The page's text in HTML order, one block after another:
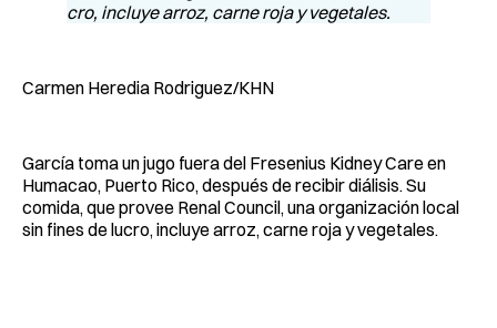
Carmen Heredia Rodriguez/KHN
García toma un jugo fuera del Fresenius Kidney Care en
Humacao, Puerto Rico, después de recibir diálisis. Su
comida, que provee Renal Council, una organización local
sin fines de lucro, incluye arroz, carne roja y vegetales.